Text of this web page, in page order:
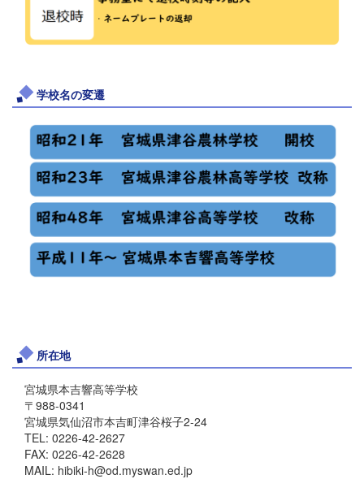
学校名の変遷
所在地
宮城県本吉響高等学校
〒988-0341
宮城県気仙沼市本吉町津谷桜子2-24
TEL: 0226-42-2627
FAX: 0226-42-2628
MAIL: hibiki-h@od.myswan.ed.jp